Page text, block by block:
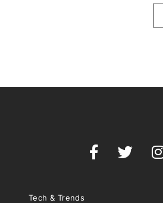
Tech & Trends